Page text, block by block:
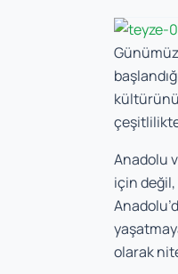
Anadolu
için değil,
olarak